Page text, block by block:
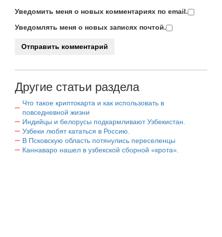
Уведомить меня о новых комментариях по email.
Уведомлять меня о новых записях почтой.
Другие статьи раздела
Что такое криптокарта и как использовать в
повседневной жизни
Индийцы и белорусы подкармливают Узбекистан.
Узбеки любят кататься в Россию.
В Псковскую область потянулись переселенцы
Каннаваро нашел в узбекской сборной «крота».